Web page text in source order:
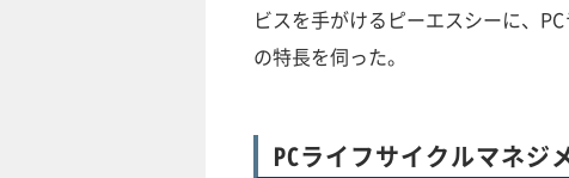
ビスを手がけるピーエスシーに、
の特長を伺った。
PCライフサイクルマネジ